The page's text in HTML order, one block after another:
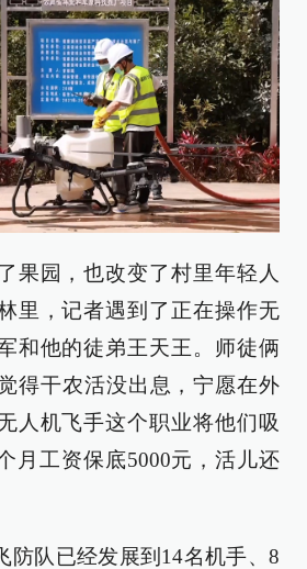
果园，也改变了村里年轻人
里，记者遇到了正在操作无
和他的徒弟王天王。师徒俩
得干农活没出息，宁愿在外
人机飞手这个职业将他们吸
月工资保底5000元，活儿还
防队已经发展到14名机手、8